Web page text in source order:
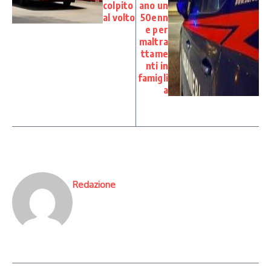
colpito
al volto
ano un
50enn
e per
maltra
ttame
nti in
famigli
a
Redazione